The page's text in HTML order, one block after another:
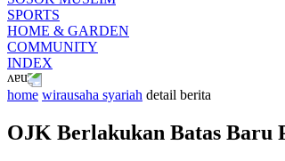
SPORTS
HOME & GARDEN
COMMUNITY
INDEX
home wirausaha syariah detail berita
OJK Berlakukan Batas Baru